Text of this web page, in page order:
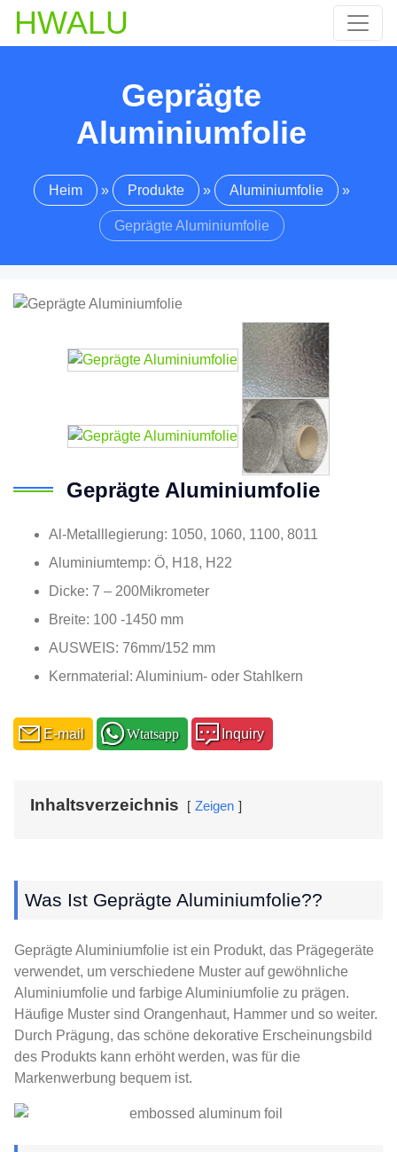
HWALU
Geprägte
Aluminiumfolie
Heim » Produkte » Aluminiumfolie »
Geprägte Aluminiumfolie
Geprägte Aluminiumfolie
Al-Metalllegierung: 1050, 1060, 1100, 8011
Aluminiumtemp: Ö, H18, H22
Dicke: 7 – 200Mikrometer
Breite: 100 -1450 mm
AUSWEIS: 76mm/152 mm
Kernmaterial: Aluminium- oder Stahlkern
E-mail Wtatsapp Inquiry
Inhaltsverzeichnis Zeigen
Was Ist Geprägte Aluminiumfolie??
Geprägte Aluminiumfolie ist ein Produkt, das Prägegeräte
verwendet, um verschiedene Muster auf gewöhnliche
Aluminiumfolie und farbige Aluminiumfolie zu prägen.
Häufige Muster sind Orangenhaut, Hammer und so weiter.
Durch Prägung, das schöne dekorative Erscheinungsbild
des Produkts kann erhöht werden, was für die
Markenwerbung bequem ist.